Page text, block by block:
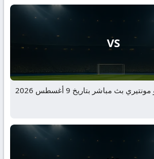
VS
مباراة انتر ميامي و مونتيري بث مباشر بتاريخ 9 أغسطس 2026